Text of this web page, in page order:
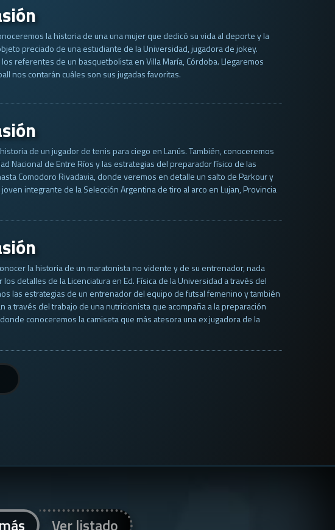
la historia de una una mujer que dedicó su vida al deporte y la
preciado de una estudiante de la Universidad, jugadora de jokey.
referentes de un basquetbolista en Villa María, Córdoba. Llegaremos
nos contarán cuáles son sus jugadas favoritas.
de un jugador de tenis para ciego en Lanús. También, conoceremos
Nacional de Entre Ríos y las estrategias del preparador físico de las
Comodoro Rivadavia, donde veremos en detalle un salto de Parkour y
integrante de la Selección Argentina de tiro al arco en Lujan, Provincia
la historia de un maratonista no vidente y de su entrenador, nada
detalles de la Licenciatura en Ed. Física de la Universidad a través del
las estrategias de un entrenador del equipo de futsal femenino y también
través del trabajo de una nutricionista que acompaña a la preparación
conoceremos la camiseta que más atesora una ex jugadora de la
Ver listado